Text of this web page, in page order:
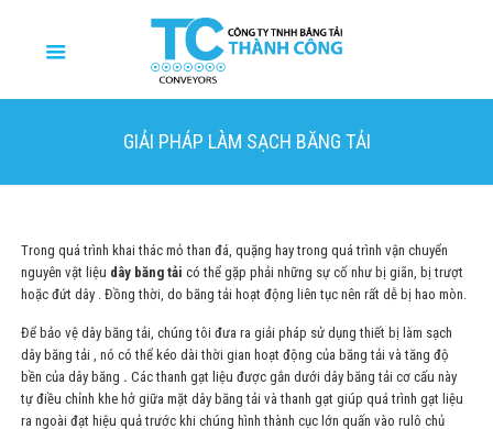
GIẢI PHÁP LÀM SẠCH BĂNG TẢI
Trong quá trình khai thác mỏ than đá, quặng hay trong quá trình vận chuyển
nguyên vật liệu dây băng tải có thể gặp phải những sự cố như bị giãn, bị trượt
hoặc đứt dây . Đồng thời, do băng tải hoạt động liên tục nên rất dễ bị hao mòn.
Để bảo vệ dây băng tải, chúng tôi đưa ra giải pháp sử dụng thiết bị làm sạch
dây băng tải , nó có thể kéo dài thời gian hoạt động của băng tải và tăng độ
bền của dây băng .Các thanh gạt liệu được gắn dưới dây băng tải cơ cấu này
tự điều chỉnh khe hở giữa mặt dây băng tải và thanh gạt giúp quá trình gạt liệu
ra ngoài đạt hiệu quả trước khi chúng hình thành cục lớn quấn vào rulô chủ